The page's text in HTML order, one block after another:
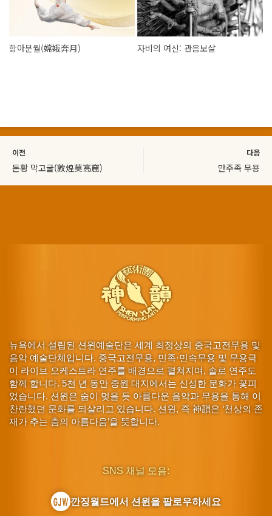
항아분월(嫦娥奔月) 자비의 여신: 관음보살
이전
돈황 막고굴(敦煌莫高窟)
다음
만주족 무용
뉴욕에서 설립된 션윈예술단은 세계 최정상의 중국고전무용 및
음악 예술단체입니다. 중국고전무용, 민족·민속무용 및 무용극
이 라이브 오케스트라 연주를 배경으로 펼쳐지며, 솔로 연주도
함께 합니다. 5천 년 동안 중원 대지에서는 신성한 문화가 꽃피
었습니다. 션윈은 숨이 멎을 듯 아름다운 음악과 무용을 통해 이
찬란했던 문화를 되살리고 있습니다. 션윈, 즉 神韻은 ‘천상의 존
재가 추는 춤의 아름다움’을 뜻합니다.
SNS 채널 모음:
깐징월드에서 션윈을 팔로우하세요